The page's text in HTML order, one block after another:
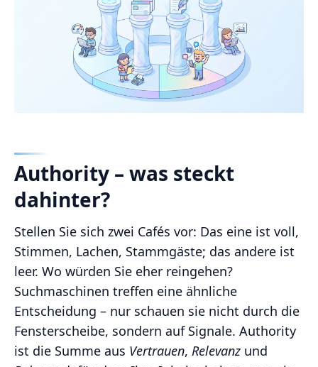
Authority – was steckt
dahinter?
Stellen Sie sich zwei Cafés vor: Das eine ist voll,
Stimmen, Lachen, Stammgäste; das andere ist
leer. Wo würden Sie eher reingehen?
Suchmaschinen treffen eine ähnliche
Entscheidung – nur schauen sie nicht durch die
Fensterscheibe, sondern auf Signale. Authority
ist die Summe aus Vertrauen, Relevanz und